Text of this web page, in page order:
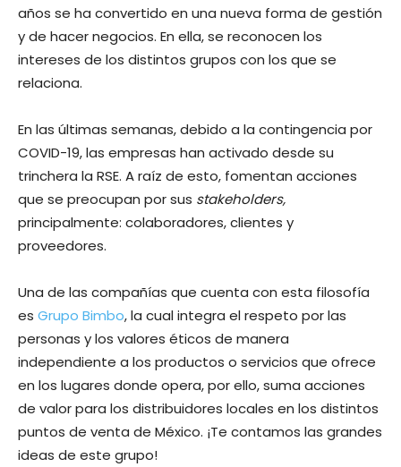
años se ha convertido en una nueva forma de gestión
y de hacer negocios. En ella, se reconocen los
intereses de los distintos grupos con los que se
relaciona.
En las últimas semanas, debido a la contingencia por
COVID-19, las empresas han activado desde su
trinchera la RSE. A raíz de esto, fomentan acciones
que se preocupan por sus stakeholders,
principalmente: colaboradores, clientes y
proveedores.
Una de las compañías que cuenta con esta filosofía
es Grupo Bimbo, la cual integra el respeto por las
personas y los valores éticos de manera
independiente a los productos o servicios que ofrece
en los lugares donde opera, por ello, suma acciones
de valor para los distribuidores locales en los distintos
puntos de venta de México. ¡Te contamos las grandes
ideas de este grupo!